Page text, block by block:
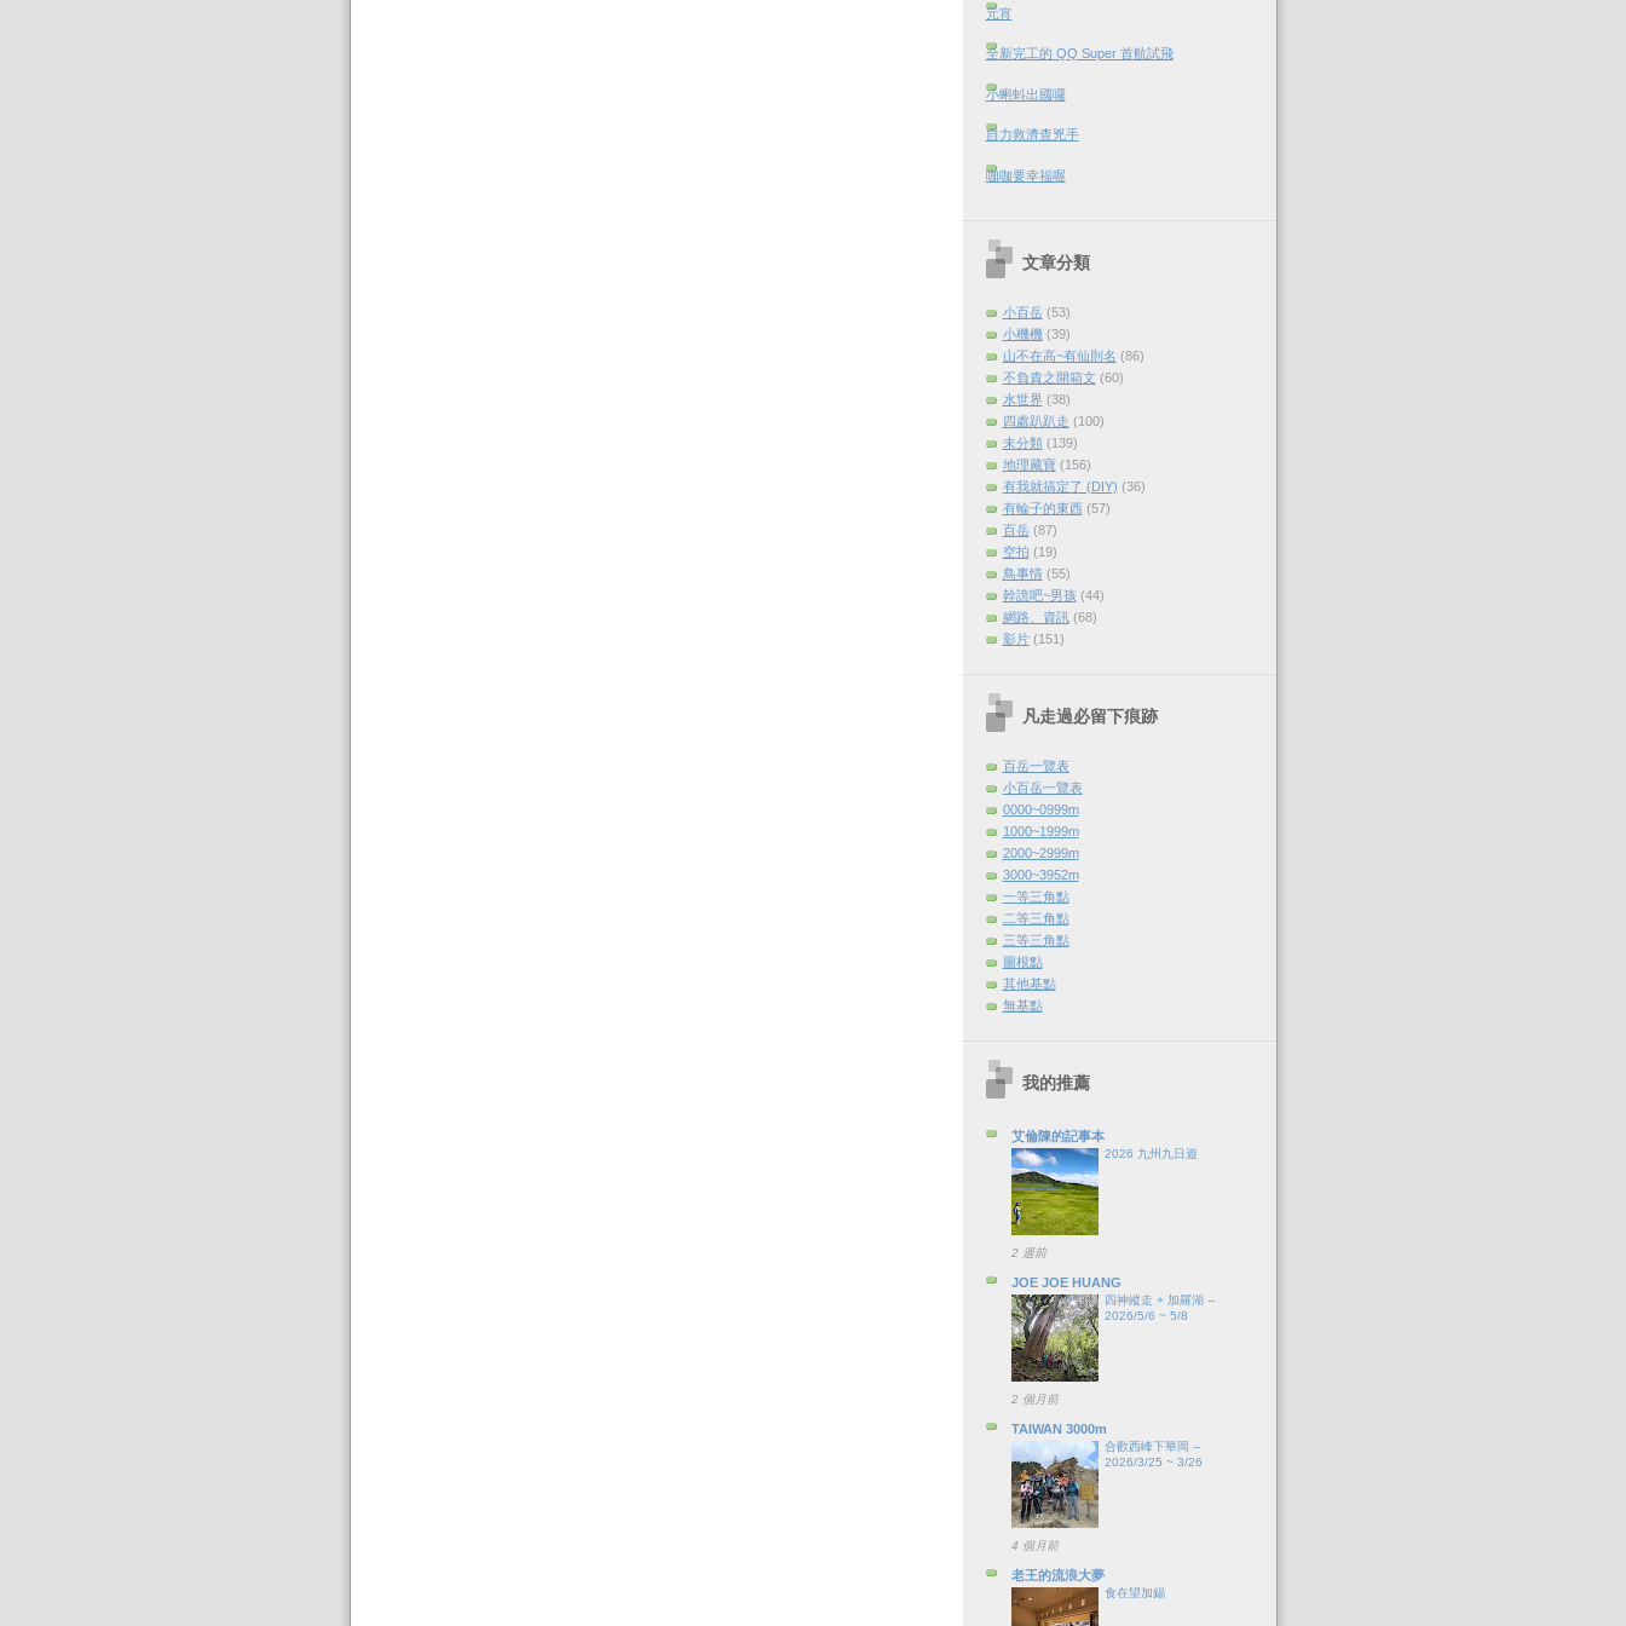
元宵
全新完工的 QQ Super 首航試飛
小蝌蚪出國囉
自力救濟查兇手
咖咖要幸福喔
文章分類
小百岳 (53)
小機機 (39)
山不在高~有仙則名 (86)
不負責之開箱文 (60)
水世界 (38)
四處趴趴走 (100)
未分類 (139)
地理藏寶 (156)
有我就搞定了 (DIY) (36)
有輪子的東西 (57)
百岳 (87)
空拍 (19)
鳥事情 (55)
幹譙吧~男孩 (44)
網路、資訊 (68)
影片 (151)
凡走過必留下痕跡
百岳一覽表
小百岳一覽表
0000~0999m
1000~1999m
2000~2999m
3000~3952m
一等三角點
二等三角點
三等三角點
圖根點
其他基點
無基點
我的推薦
艾倫陳的記事本
2026 九州九日遊
2 週前
JOE JOE HUANG
四神縱走 + 加羅湖 --
2026/5/6 ~ 5/8
2 個月前
TAIWAN 3000m
合歡西峰下華岡 --
2026/3/25 ~ 3/26
4 個月前
老王的流浪大夢
食在望加錫